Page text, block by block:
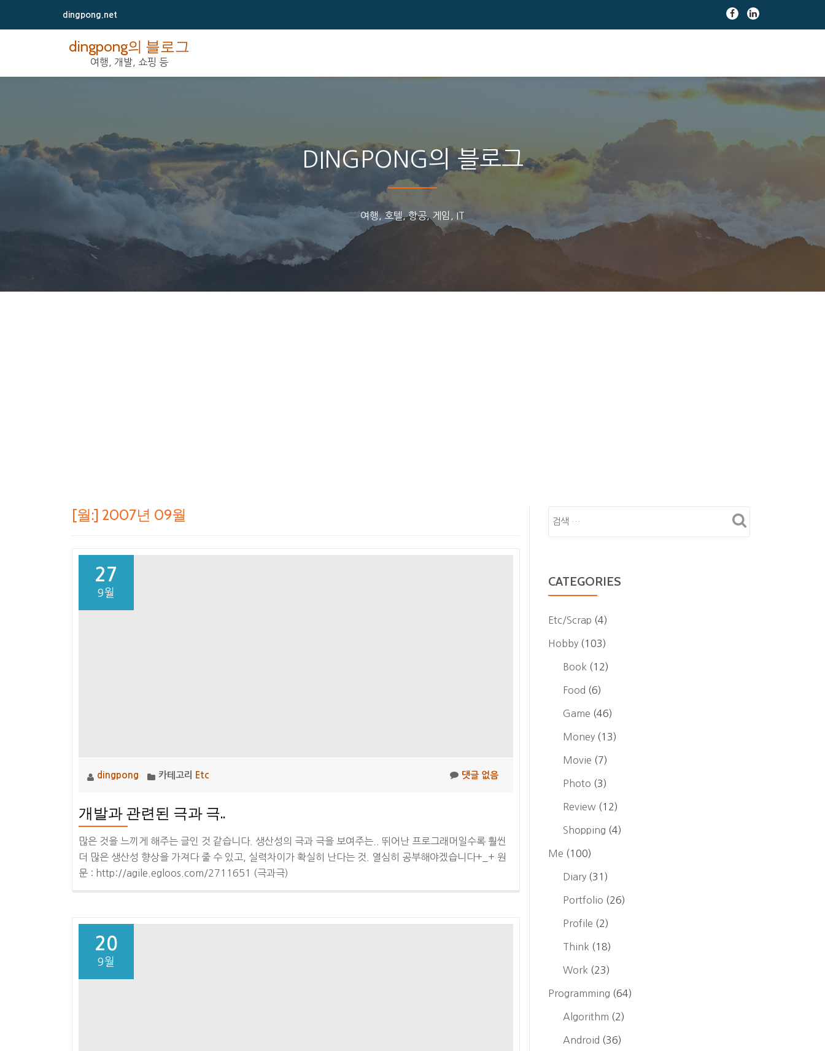
콘
기
dingpong.net
fa-
facebook
fa-
linkedin
dingpong의 블로그
여행, 개발, 쇼핑 등
DINGPONG의 블로그
여행, 호텔, 항공, 게임, IT
[월:] 2007년 09월
27
9월
dingpong 카테고리 Etc 댓글 없음
개발과 관련된 극과 극..
많은 것을 느끼게 해주는 글인 것 같습니다. 생산성의 극과 극을 보여주는.. 뛰어난 프로그래머일수록 훨씬
더 많은 생산성 향상을 가져다 줄 수 있고, 실력차이가 확실히 난다는 것. 열심히 공부해야겠습니다+_+ 원
문 : http://agile.egloos.com/2711651 (극과극)
20
9월
CATEGORIES
Etc/Scrap (4)
Hobby (103)
Book (12)
Food (6)
Game (46)
Money (13)
Movie (7)
Photo (3)
Review (12)
Shopping (4)
Me (100)
Diary (31)
Portfolio (26)
Profile (2)
Think (18)
Work (23)
Programming (64)
Algorithm (2)
Android (36)